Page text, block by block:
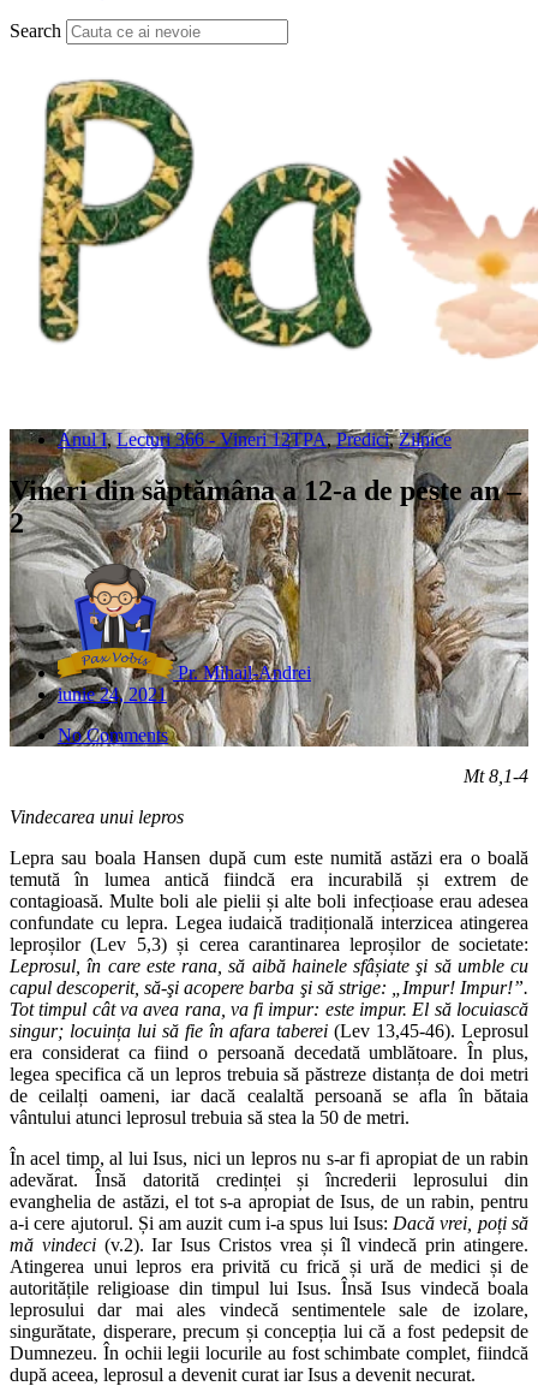
Search
Anul I,Lecturi 366 - Vineri 12TPA,Predici,Zilnice
Vineri din săptămâna a 12-a de peste an –
2
Pr. Mihail-Andrei
iunie 24, 2021
No Comments
Mt 8,1-4
Vindecarea unui lepros
Lepra sau boala Hansen după cum este numită astăzi era o boală
temută în lumea antică fiindcă era incurabilă și extrem de
contagioasă. Multe boli ale pielii și alte boli infecțioase erau adesea
confundate cu lepra. Legea iudaică tradițională interzicea atingerea
leproșilor (Lev 5,3) și cerea carantinarea leproșilor de societate:
Leprosul, în care este rana, să aibă hainele sfâșiate şi să umble cu
capul descoperit, să-şi acopere barba şi să strige: „Impur! Impur!”.
Tot timpul cât va avea rana, va fi impur: este impur. El să locuiască
singur; locuința lui să fie în afara taberei (Lev 13,45-46). Leprosul
era considerat ca fiind o persoană decedată umblătoare. În plus,
legea specifica că un lepros trebuia să păstreze distanța de doi metri
de ceilalți oameni, iar dacă cealaltă persoană se afla în bătaia
vântului atunci leprosul trebuia să stea la 50 de metri.
În acel timp, al lui Isus, nici un lepros nu s-ar fi apropiat de un rabin
adevărat. Însă datorită credinței și încrederii leprosului din
evanghelia de astăzi, el tot s-a apropiat de Isus, de un rabin, pentru
a-i cere ajutorul. Și am auzit cum i-a spus lui Isus: Dacă vrei, poți să
mă vindeci(v.2). Iar Isus Cristos vrea și îl vindecă prin atingere.
Atingerea unui lepros era privită cu frică și ură de medici și de
autoritățile religioase din timpul lui Isus. Însă Isus vindecă boala
leprosului dar mai ales vindecă sentimentele sale de izolare,
singurătate, disperare, precum și concepția lui că a fost pedepsit de
Dumnezeu. În ochii legii locurile au fost schimbate complet, fiindcă
după aceea, leprosul a devenit curat iar Isus a devenit necurat.